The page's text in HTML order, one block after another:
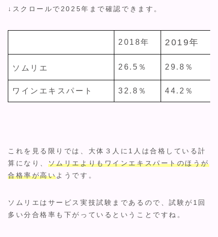
↓スクロールで2025年まで確認できます。
2018年 2019年
ソムリエ 26.5％ 29.8％
ワインエキスパート 32.8％ 44.2％
これを見る限りでは、大体３人に1人は合格している計
算になり、 ソムリエよりもワインエキスパートのほうが
合格率が高いようです。
ソムリエはサービス実技試験まであるので、試験が1回
多い分合格率も下がっているということですね。